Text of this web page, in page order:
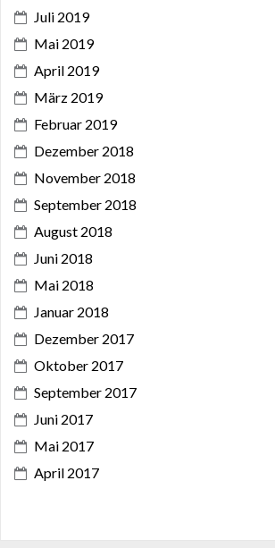
Juli 2019
Mai 2019
April 2019
März 2019
Februar 2019
Dezember 2018
November 2018
September 2018
August 2018
Juni 2018
Mai 2018
Januar 2018
Dezember 2017
Oktober 2017
September 2017
Juni 2017
Mai 2017
April 2017